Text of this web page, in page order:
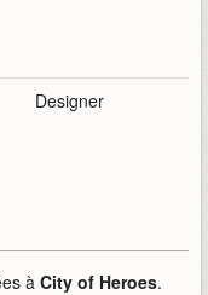
Designer
à City of Heroes.